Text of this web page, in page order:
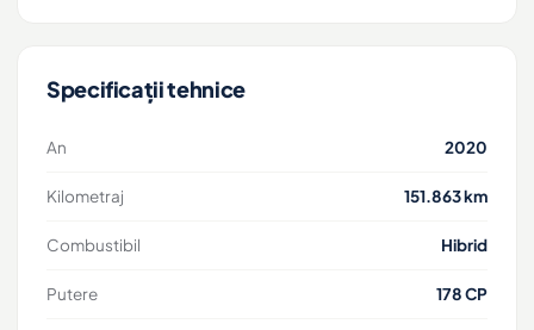
Specificații tehnice
An 2020
Kilometraj 151.863 km
Combustibil Hibrid
Putere 178 CP